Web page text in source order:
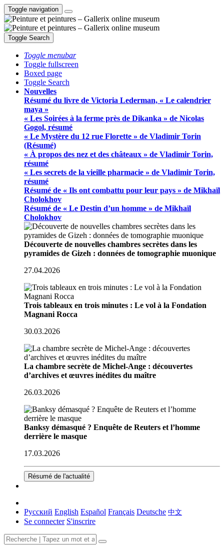
Toggle navigation
Toggle Search
Toggle menubar
Toggle fullscreen
Boxed page
Toggle Search
Nouvelles
Résumé du livre de Victoria Lederman, « Le calendrier
maya »
« Les Soirées à la ferme près de Dikanka » de Nicolas
Gogol, résumé
« Le Mystère du 12 rue Florette » de Vladimir Torin
(Résumé)
« À propos des nez et des châteaux » de Vladimir Torin,
résumé
« Les secrets de la vieille pharmacie » de Vladimir Torin,
résumé
Résumé de « Ils ont combattu pour leur pays » de Mikhaïl
Cholokhov
Résumé de « Le Destin d’un homme » de Mikhaïl
Cholokhov
Découverte de nouvelles chambres secrètes dans les
pyramides de Gizeh : données de tomographie muonique
27.04.2026
Trois tableaux en trois minutes : Le vol à la Fondation
Magnani Rocca
30.03.2026
La chambre secrète de Michel-Ange : découvertes
d’archives et œuvres inédites du maître
26.03.2026
Banksy démasqué ? Enquête de Reuters et l’homme
derrière le masque
17.03.2026
Résumé de l'actualité
Русский English Español Français Deutsche 中文
Se connecter S'inscrire